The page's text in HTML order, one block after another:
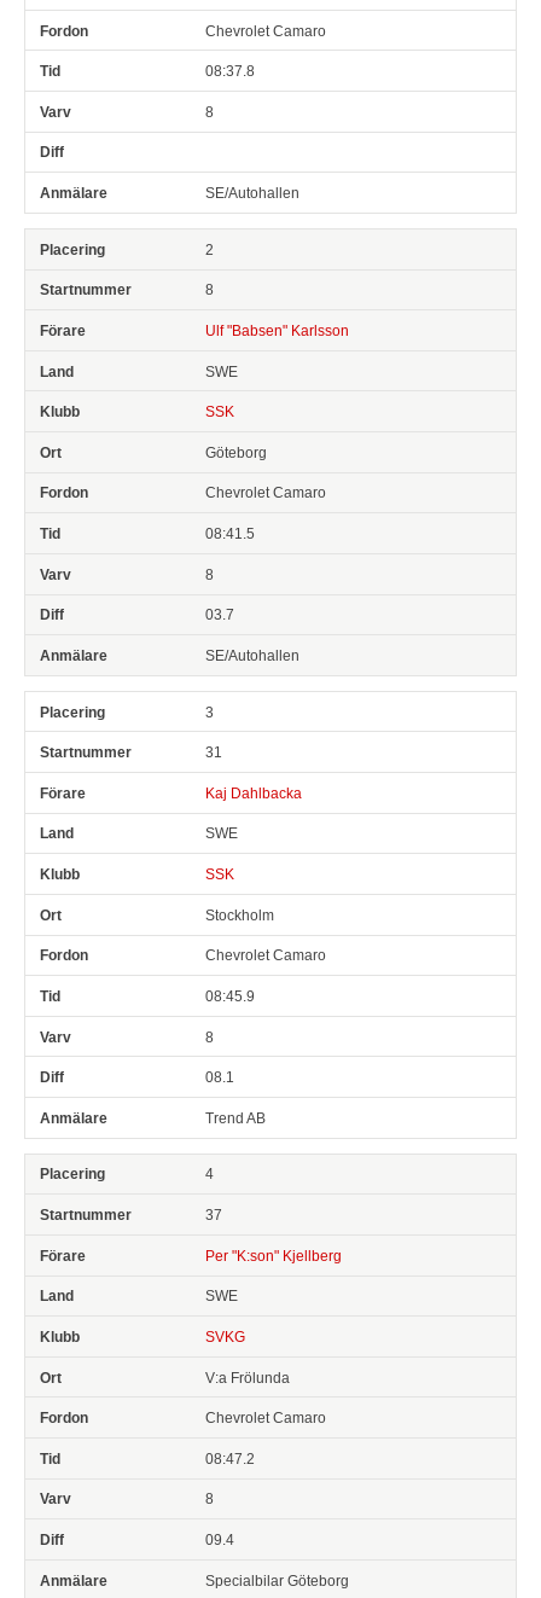
Chevrolet Camaro
08:37.8
8
SE/Autohallen
2
8
Ulf "Babsen" Karlsson
SWE
SSK
Göteborg
Chevrolet Camaro
08:41.5
8
03.7
SE/Autohallen
3
31
Kaj Dahlbacka
SWE
SSK
Stockholm
Chevrolet Camaro
08:45.9
8
08.1
Trend AB
4
37
Per "K:son" Kjellberg
SWE
SVKG
V:a Frölunda
Chevrolet Camaro
08:47.2
8
09.4
Specialbilar Göteborg